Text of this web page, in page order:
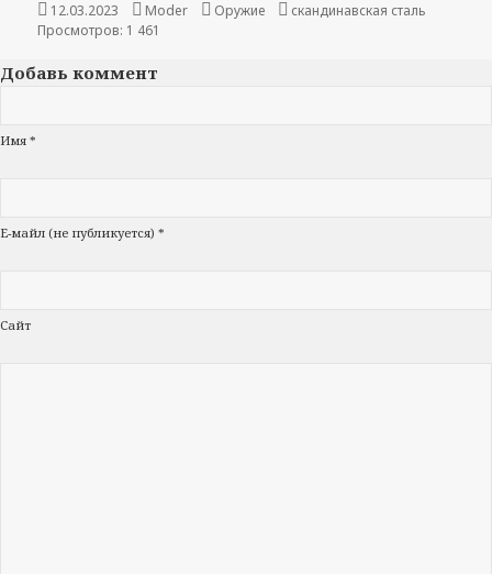
Опубликовано
12.03.2023 Автор
Moder Рубрики
Оружие Метки
скандинавская сталь
Просмотров: 1 461
Добавь коммент
Имя *
Е-майл (не публикуется) *
Сайт